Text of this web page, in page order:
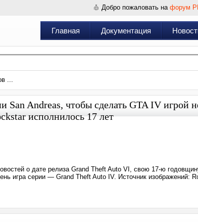
Добро пожаловать на форум
Главная Документация
...
San Andreas, чтобы сделать GTA IV игрой
исполнилось 17 лет
о дате релиза Grand Theft Auto VI, свою 17-ю
игра серии — Grand Theft Auto IV. Источник изображений: